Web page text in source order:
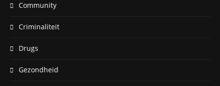
Community
Criminaliteit
Drugs
Gezondheid